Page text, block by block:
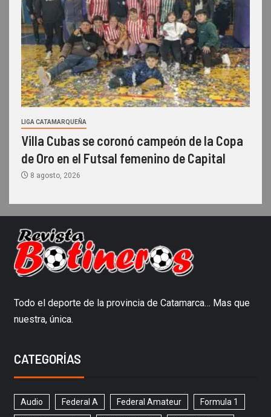
LIGA CATAMARQUEÑA
Villa Cubas se coronó campeón de la Copa
de Oro en el Futsal femenino de Capital
8 agosto, 2026
Todo el deporte de la provincia de Catamarca… Mas que
nuestra, única.
CATEGORÍAS
Audio Federal A Federal Amateur Formula 1